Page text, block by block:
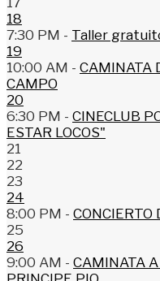
18
7:30 PM - Taller
19
10:00 AM - CAMINATA
CAMPO
20
6:30 PM - CINECLUB
ESTAR LOCOS"
21
22
23
24
8:00 PM - CONCIERTO
25
26
9:00 AM - CAMINATA